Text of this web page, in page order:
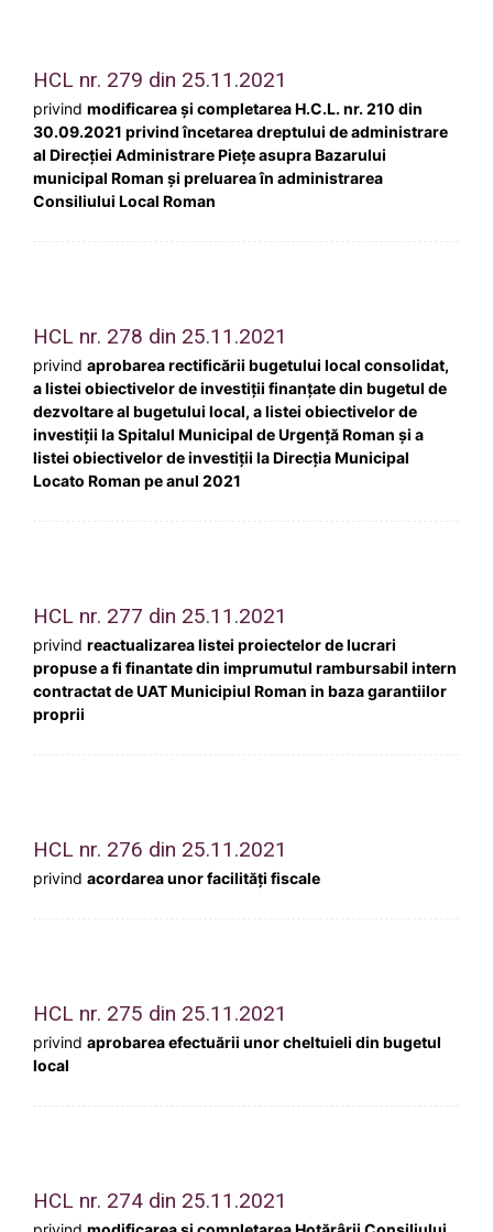
HCL nr. 279 din 25.11.2021
privind modificarea și completarea H.C.L. nr. 210 din
30.09.2021 privind încetarea dreptului de administrare
al Direcției Administrare Piețe asupra Bazarului
municipal Roman și preluarea în administrarea
Consiliului Local Roman
HCL nr. 278 din 25.11.2021
privind aprobarea rectificării bugetului local consolidat,
a listei obiectivelor de investiții finanțate din bugetul de
dezvoltare al bugetului local, a listei obiectivelor de
investiții la Spitalul Municipal de Urgență Roman și a
listei obiectivelor de investiții la Direcția Municipal
Locato Roman pe anul 2021
HCL nr. 277 din 25.11.2021
privind reactualizarea listei proiectelor de lucrari
propuse a fi finantate din imprumutul rambursabil intern
contractat de UAT Municipiul Roman in baza garantiilor
proprii
HCL nr. 276 din 25.11.2021
privind acordarea unor facilități fiscale
HCL nr. 275 din 25.11.2021
privind aprobarea efectuării unor cheltuieli din bugetul
local
HCL nr. 274 din 25.11.2021